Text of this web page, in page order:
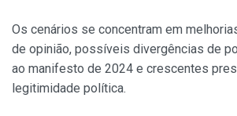
Os cenários se concentram em
de opinião, possíveis divergências de
ao manifesto de 2024 e crescentes
legitimidade política.